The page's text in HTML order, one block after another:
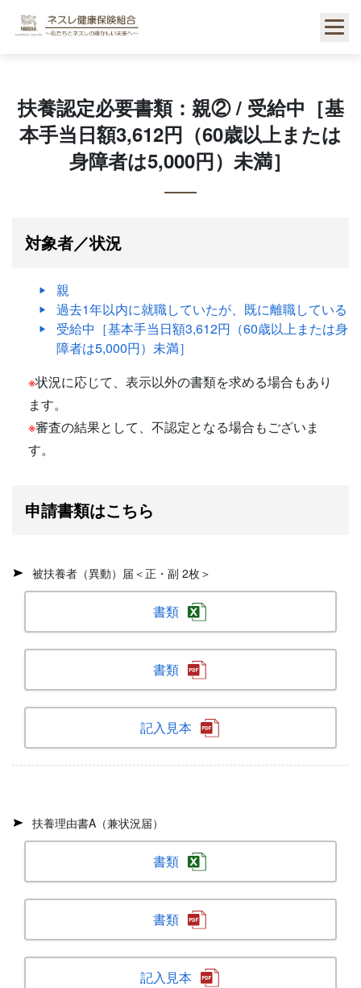
扶養認定必要書類：親② / 受給中［基
本手当日額3,612円（60歳以上または
身障者は5,000円）未満］
対象者／状況
親
過去1年以内に就職していたが、既に離職している
受給中［基本手当日額3,612円（60歳以上または身
障者は5,000円）未満］
※状況に応じて、表示以外の書類を求める場合もあり
ます。
※審査の結果として、不認定となる場合もございま
す。
申請書類はこちら
被扶養者（異動）届＜正・副 2枚＞
書類
書類
記入見本
扶養理由書A（兼状況届）
書類
書類
記入見本